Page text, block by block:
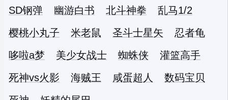
SD钢弹
幽游白书 北斗神拳
乱马1/2
樱桃小丸子
米老鼠 圣斗士星矢
忍者龟
哆啦a梦
美少女战士 蜘蛛侠
灌篮高手
死神vs火影
海贼王 咸蛋超人
数码宝贝